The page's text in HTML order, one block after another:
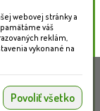
Súhlasím
webovej stránky a
váš
reklám,
vykonané na
Povoliť všetko